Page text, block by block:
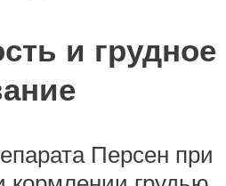
и грудное
Персен при